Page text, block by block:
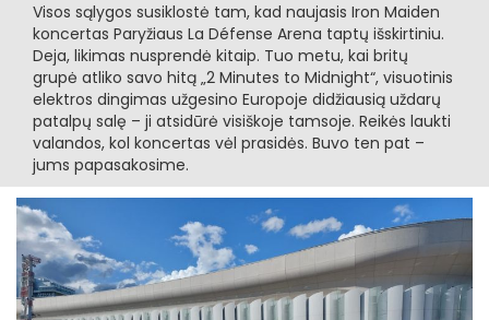
Visos sąlygos susiklostė tam, kad naujasis Iron Maiden
koncertas Paryžiaus La Défense Arena taptų išskirtiniu.
Deja, likimas nusprendė kitaip. Tuo metu, kai britų
grupė atliko savo hitą „2 Minutes to Midnight“, visuotinis
elektros dingimas užgesino Europoje didžiausią uždarų
patalpų salę – ji atsidūrė visiškoje tamsoje. Reikės laukti
valandos, kol koncertas vėl prasidės. Buvo ten pat –
jums papasakosime.